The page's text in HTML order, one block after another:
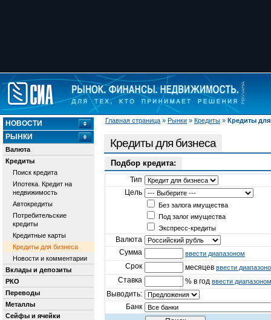
Главная страница » Рынки » Кредиты » Кредиты для
НОВОСТИ
РЫНКИ
Валюта
Кредиты
Поиск кредита
Ипотека. Кредит на
недвижимость
Автокредиты
Потребительские
кредиты
Кредитные карты
Кредиты для бизнеса
Новости и комментарии
Вклады и депозиты
РКО
Переводы
Металлы
Сейфы и ячейки
Кредиты для бизнеса
Подбор кредита:
Тип
Цель
Без залога имущества
Под залог имущества
Экспресс-кредиты
Валюта
Сумма
ввести диапазоном
Срок месяцев ввести
Ставка % в год ввести диапазоном
Выводить:
Банк